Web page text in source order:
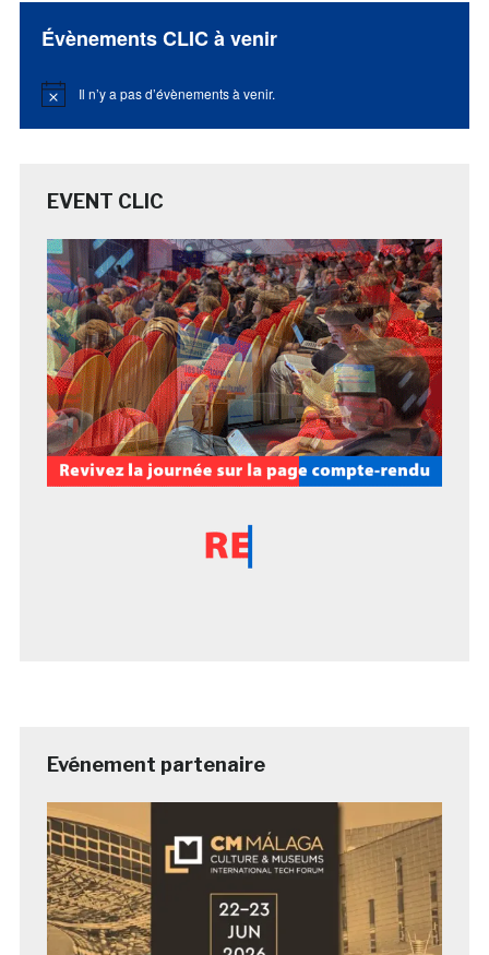
Évènements CLIC à venir
Notice Il n’y a pas d’évènements à venir.
EVENT CLIC
Evénement partenaire